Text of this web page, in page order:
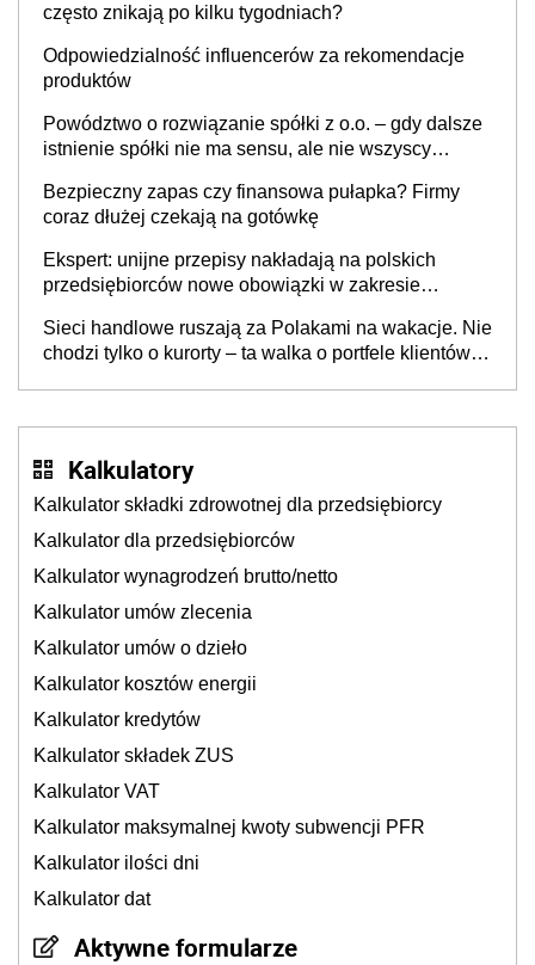
często znikają po kilku tygodniach?
Odpowiedzialność influencerów za rekomendacje
produktów
Powództwo o rozwiązanie spółki z o.o. – gdy dalsze
istnienie spółki nie ma sensu, ale nie wszyscy
Bezpieczny zapas czy finansowa pułapka? Firmy
coraz dłużej czekają na gotówkę
Ekspert: unijne przepisy nakładają na polskich
przedsiębiorców nowe obowiązki w zakresie
Sieci handlowe ruszają za Polakami na wakacje. Nie
chodzi tylko o kurorty – ta walka o portfele klientów
Kalkulatory
Kalkulator składki zdrowotnej dla przedsiębiorcy
Kalkulator dla przedsiębiorców
Kalkulator wynagrodzeń brutto/netto
Kalkulator umów zlecenia
Kalkulator umów o dzieło
Kalkulator kosztów energii
Kalkulator kredytów
Kalkulator składek ZUS
Kalkulator VAT
Kalkulator maksymalnej kwoty subwencji PFR
Kalkulator ilości dni
Kalkulator dat
Aktywne formularze